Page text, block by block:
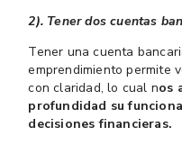
2). Tener dos cuentas
Tener una cuenta
emprendimiento permite
con claridad, lo cual nos
profundidad su
decisiones financieras.